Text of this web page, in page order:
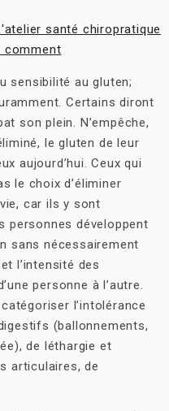
santé chiropratique
comment
sensibilité au gluten;
Certains diront
son plein. N’empêche,
le gluten de leur
aujourd’hui. Ceux qui
le choix d’éliminer
car ils y sont
personnes développent
sans nécessairement
l’intensité des
personne à l’autre.
l’intolérance
(ballonnements,
de léthargie et
articulaires, de